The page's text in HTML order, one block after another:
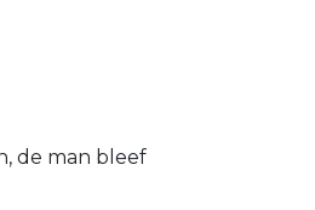
de man bleef